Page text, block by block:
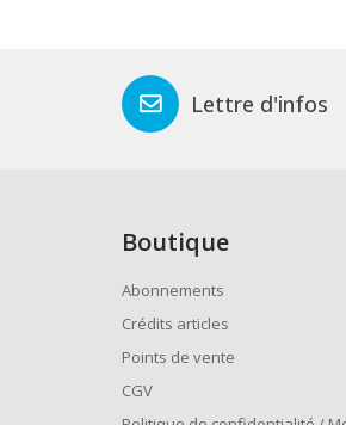
Lettre d'infos
Boutique
Abonnements
Crédits articles
Points de vente
CGV